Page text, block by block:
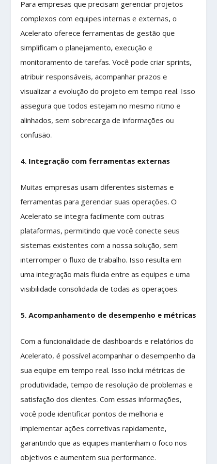
Para empresas que precisam gerenciar projetos
complexos com equipes internas e externas, o
Acelerato oferece ferramentas de gestão que
simplificam o planejamento, execução e
monitoramento de tarefas. Você pode criar sprints,
atribuir responsáveis, acompanhar prazos e
visualizar a evolução do projeto em tempo real. Isso
assegura que todos estejam no mesmo ritmo e
alinhados, sem sobrecarga de informações ou
confusão.
4. Integração com ferramentas externas
Muitas empresas usam diferentes sistemas e
ferramentas para gerenciar suas operações. O
Acelerato se integra facilmente com outras
plataformas, permitindo que você conecte seus
sistemas existentes com a nossa solução, sem
interromper o fluxo de trabalho. Isso resulta em
uma integração mais fluida entre as equipes e uma
visibilidade consolidada de todas as operações.
5. Acompanhamento de desempenho e métricas
Com a funcionalidade de dashboards e relatórios do
Acelerato, é possível acompanhar o desempenho da
sua equipe em tempo real. Isso inclui métricas de
produtividade, tempo de resolução de problemas e
satisfação dos clientes. Com essas informações,
você pode identificar pontos de melhoria e
implementar ações corretivas rapidamente,
garantindo que as equipes mantenham o foco nos
objetivos e aumentem sua performance.